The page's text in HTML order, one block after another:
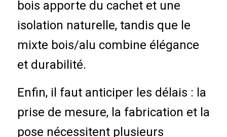
bois apporte du cachet et une
isolation naturelle, tandis que le
mixte bois/alu combine élégance
et durabilité.
Enfin, il faut anticiper les délais : la
prise de mesure, la fabrication et la
pose nécessitent plusieurs